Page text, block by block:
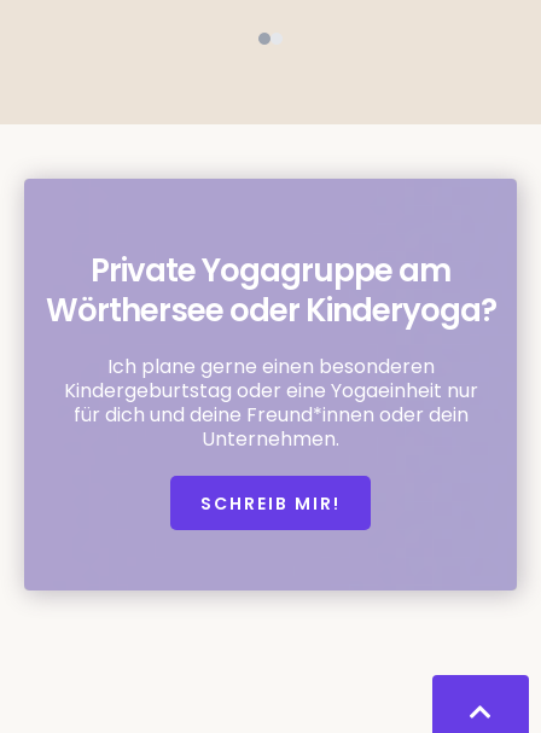
Private Yogagruppe am
Wörthersee oder Kinderyoga?
Ich plane gerne einen besonderen
Kindergeburtstag oder eine Yogaeinheit nur
für dich und deine Freund*innen oder dein
Unternehmen.
SCHREIB MIR!